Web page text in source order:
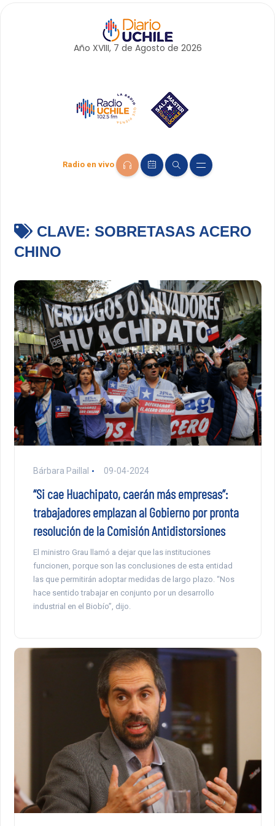
Año XVIII, 7 de Agosto de 2026
Radio en vivo
CLAVE: SOBRETASAS ACERO
CHINO
Bárbara Paillal 09-04-2024
“Si cae Huachipato, caerán más empresas”:
trabajadores emplazan al Gobierno por pronta
resolución de la Comisión Antidistorsiones
El ministro Grau llamó a dejar que las instituciones
funcionen, porque son las conclusiones de esta entidad
las que permitirán adoptar medidas de largo plazo. “Nos
hace sentido trabajar en conjunto por un desarrollo
industrial en el Biobío”, dijo.